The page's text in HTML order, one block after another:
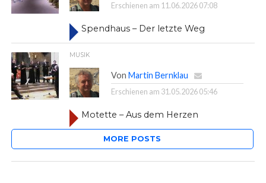
Erschienen am 11.06.2026 07:08
Spendhaus – Der letzte Weg
MUSIK
Von Martin Bernklau
Erschienen am 31.05.2026 05:46
Motette – Aus dem Herzen
MORE POSTS